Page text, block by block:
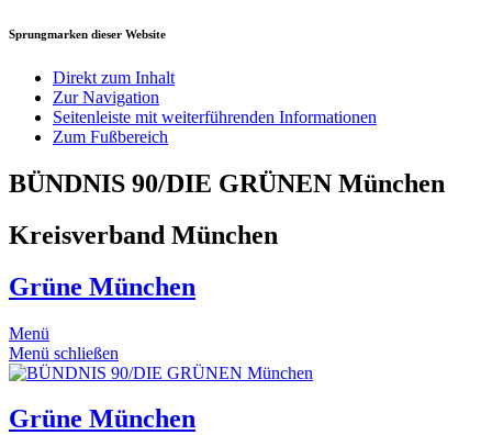
Sprungmarken dieser Website
Direkt zum Inhalt
Zur Navigation
Seitenleiste mit weiterführenden Informationen
Zum Fußbereich
BÜNDNIS 90/DIE GRÜNEN München
Kreisverband München
Grüne München
Menü
Menü schließen
Grüne München